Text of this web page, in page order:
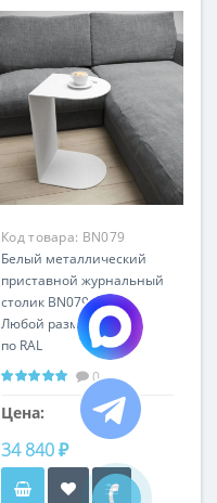
Код товара: BN079
Белый металлический
приставной журнальный
столик BN079
Любой размер и цвет
по RAL
0
Цена:
34 840 ₽